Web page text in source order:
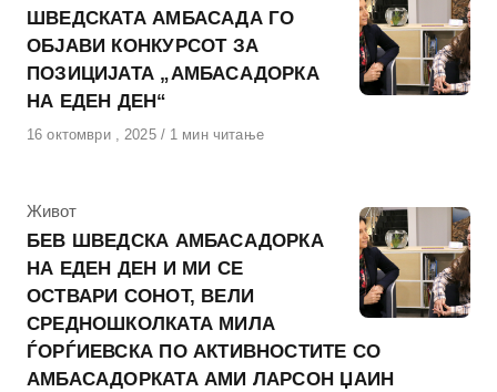
ШВЕДСКАТА АМБАСАДА ГО
ОБЈАВИ КОНКУРСОТ ЗА
ПОЗИЦИЈАТА „АМБАСАДОРКА
НА ЕДЕН ДЕН“
Објавено
16 октомври , 2025 1 мин читање
КАтегорија
Живот
БЕВ ШВЕДСКА АМБАСАДОРКА
НА ЕДЕН ДЕН И МИ СЕ
ОСТВАРИ СОНОТ, ВЕЛИ
СРЕДНОШКОЛКАТА МИЛА
ЃОРЃИЕВСКА ПО АКТИВНОСТИТЕ СО
АМБАСАДОРКАТА АМИ ЛАРСОН ЏАИН